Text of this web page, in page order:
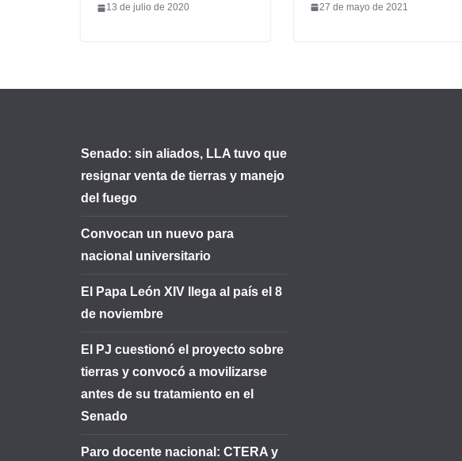
13 de julio de 2020 27 de mayo de 2021
Senado: sin aliados, LLA tuvo que
resignar venta de tierras y manejo
del fuego
Convocan un nuevo para
nacional universitario
El Papa León XIV llega al país el 8
de noviembre
El PJ cuestionó el proyecto sobre
tierras y convocó a movilizarse
antes de su tratamiento en el
Senado
Paro docente nacional: CTERA y